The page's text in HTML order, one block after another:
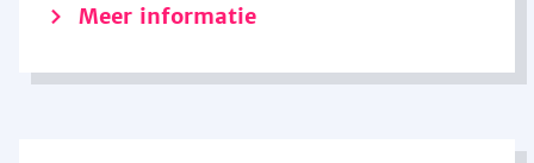
Meer informatie